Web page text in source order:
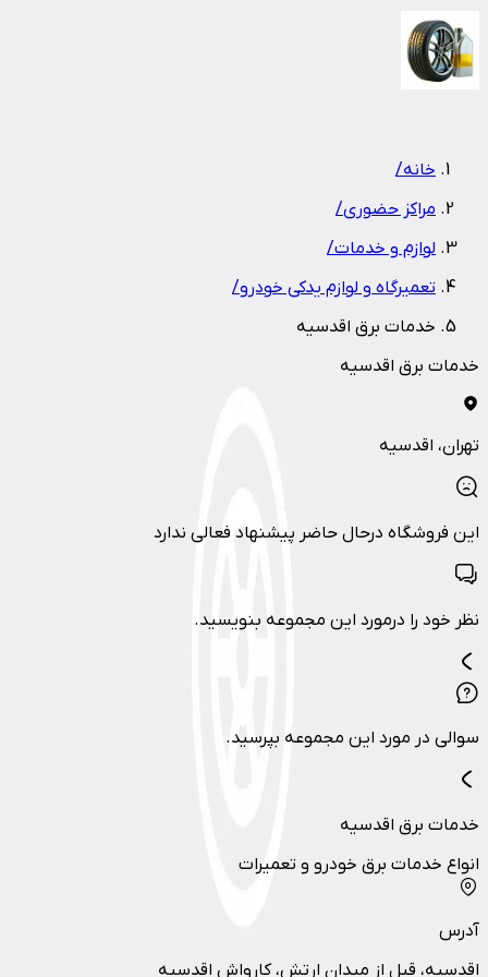
خانه/
مراکز حضوری/
لوازم و خدمات/
تعمیرگاه و لوازم یدکی خودرو/
خدمات برق اقدسیه
خدمات برق اقدسیه
تهران، اقدسیه
این فروشگاه درحال حاضر پیشنهاد فعالی ندارد
نظر خود را درمورد این مجموعه بنویسید.
سوالی در مورد این مجموعه بپرسید.
خدمات برق اقدسیه
انواع خدمات برق خودرو و تعمیرات
آدرس
اقدسیه، قبل از میدان ارتش، کارواش اقدسیه